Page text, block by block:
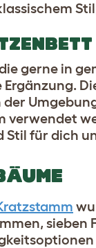
gerne in
der
verwendet
Stil für dich
sieben